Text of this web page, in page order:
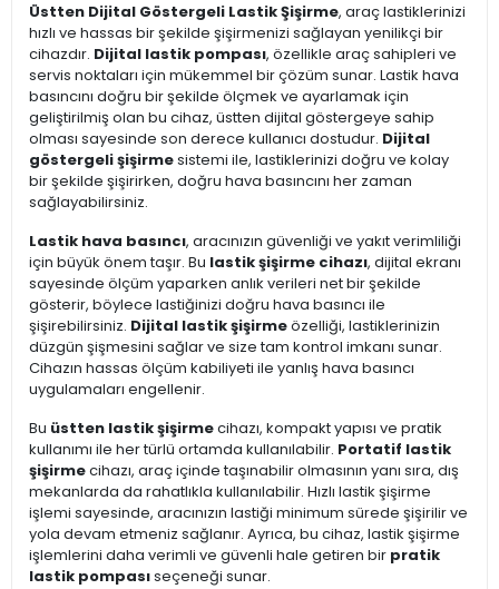
Üstten Dijital Göstergeli Lastik Şişirme, araç lastiklerinizi
hızlı ve hassas bir şekilde şişirmenizi sağlayan yenilikçi bir
cihazdır. Dijital lastik pompası, özellikle araç sahipleri ve
servis noktaları için mükemmel bir çözüm sunar. Lastik hava
basıncını doğru bir şekilde ölçmek ve ayarlamak için
geliştirilmiş olan bu cihaz, üstten dijital göstergeye sahip
olması sayesinde son derece kullanıcı dostudur. Dijital
göstergeli şişirmesistemi ile, lastiklerinizi doğru ve kolay
bir şekilde şişirirken, doğru hava basıncını her zaman
sağlayabilirsiniz.
Lastik hava basıncı, aracınızın güvenliği ve yakıt verimliliği
için büyük önem taşır. Bu lastik şişirme cihazı, dijital ekranı
sayesinde ölçüm yaparken anlık verileri net bir şekilde
gösterir, böylece lastiğinizi doğru hava basıncı ile
şişirebilirsiniz. Dijital lastik şişirmeözelliği, lastiklerinizin
düzgün şişmesini sağlar ve size tam kontrol imkanı sunar.
Cihazın hassas ölçüm kabiliyeti ile yanlış hava basıncı
uygulamaları engellenir.
Bu üstten lastik şişirmecihazı, kompakt yapısı ve pratik
kullanımı ile her türlü ortamda kullanılabilir. Portatif lastik
şişirmecihazı, araç içinde taşınabilir olmasının yanı sıra, dış
mekanlarda da rahatlıkla kullanılabilir. Hızlı lastik şişirme
işlemi sayesinde, aracınızın lastiği minimum sürede şişirilir ve
yola devam etmeniz sağlanır. Ayrıca, bu cihaz, lastik şişirme
işlemlerini daha verimli ve güvenli hale getiren bir pratik
lastik pompasıseçeneği sunar.